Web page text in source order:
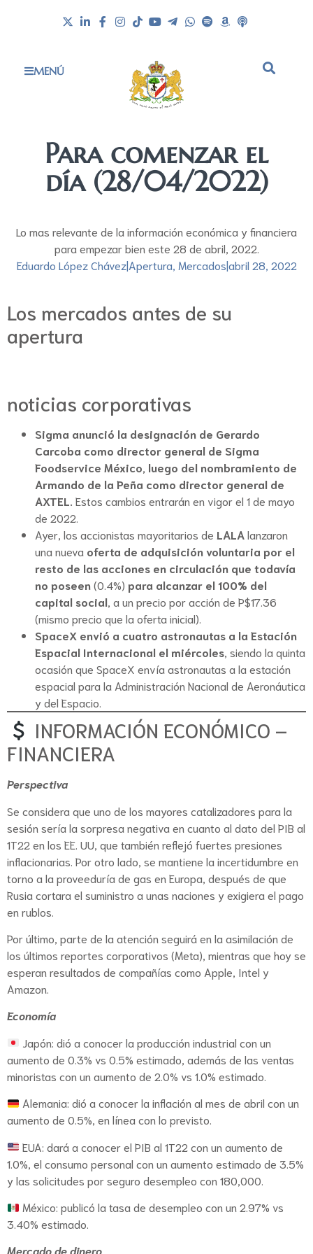
MENÚ
Para comenzar el
día (28/04/2022)
Lo mas relevante de la información económica y financiera
para empezar bien este 28 de abril, 2022.
Eduardo López Chávez|Apertura, Mercados|abril 28, 2022
Los mercados antes de su
apertura
noticias corporativas
Sigma anunció la designación de Gerardo
Carcoba como director general de Sigma
Foodservice México, luego del nombramiento de
Armando de la Peña como director general de
AXTEL. Estos cambios entrarán en vigor el 1 de mayo
de 2022.
Ayer, los accionistas mayoritarios de LALAlanzaron
una nueva oferta de adquisición voluntaria por el
resto de las acciones en circulación que todavía
no poseen(0.4%) para alcanzar el 100% del
capital social, a un precio por acción de P$17.36
(mismo precio que la oferta inicial).
SpaceX envió a cuatro astronautas a la Estación
Espacial Internacional el miércoles, siendo la quinta
ocasión que SpaceX envía astronautas a la estación
espacial para la Administración Nacional de Aeronáutica
y del Espacio.
INFORMACIÓN ECONÓMICO –
FINANCIERA
Perspectiva
Se considera que uno de los mayores catalizadores para la
sesión sería la sorpresa negativa en cuanto al dato del PIB al
1T22 en los EE. UU, que también reflejó fuertes presiones
inflacionarias. Por otro lado, se mantiene la incertidumbre en
torno a la proveeduría de gas en Europa, después de que
Rusia cortara el suministro a unas naciones y exigiera el pago
en rublos.
Por último, parte de la atención seguirá en la asimilación de
los últimos reportes corporativos (Meta), mientras que hoy se
esperan resultados de compañías como Apple, Intel y
Amazon.
Economía
Japón: dió a conocer la producción industrial con un
aumento de 0.3% vs 0.5% estimado, además de las ventas
minoristas con un aumento de 2.0% vs 1.0% estimado.
Alemania: dió a conocer la inflación al mes de abril con un
aumento de 0.5%, en línea con lo previsto.
EUA: dará a conocer el PIB al 1T22 con un aumento de
1.0%, el consumo personal con un aumento estimado de 3.5%
y las solicitudes por seguro desempleo con 180,000.
México: publicó la tasa de desempleo con un 2.97% vs
3.40% estimado.
Mercado de dinero